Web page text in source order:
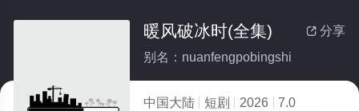
 分享
暖风破冰时(全集)
别名：nuanfengpobingshi
中国大陆 短剧 2026
7.0